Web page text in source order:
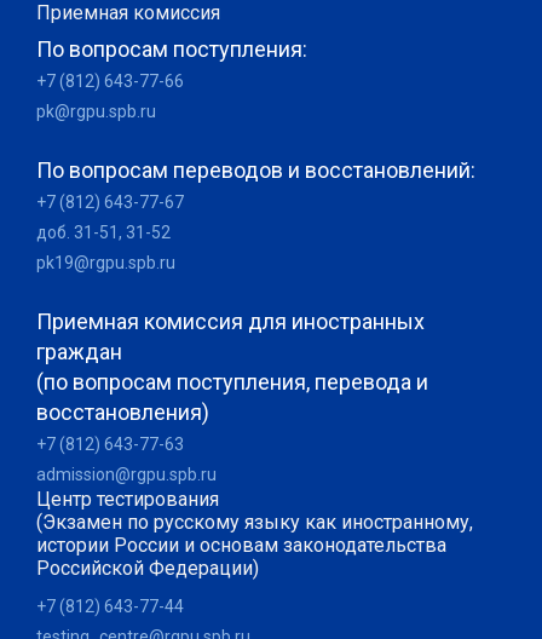
Приемная комиссия
По вопросам поступления:
+7 (812) 643-77-66
pk@rgpu.spb.ru
По вопросам переводов и восстановлений:
+7 (812) 643-77-67
доб. 31-51, 31-52
pk19@rgpu.spb.ru
Приемная комиссия для иностранных
граждан
(по вопросам поступления, перевода и
восстановления)
+7 (812) 643-77-63
admission@rgpu.spb.ru
Центр тестирования
(Экзамен по русскому языку как иностранному,
истории России и основам законодательства
Российской Федерации)
+7 (812) 643-77-44